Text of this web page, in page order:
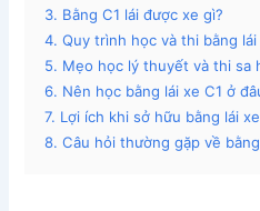
3. Bằng C1 lái được xe gì?
4. Quy trình học và thi bằng lái
5. Mẹo học lý thuyết và thi sa
6. Nên học bằng lái xe C1 ở
7. Lợi ích khi sở hữu bằng lái
8. Câu hỏi thường gặp về